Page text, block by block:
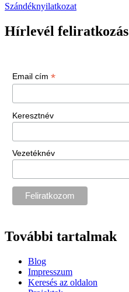
Szándéknyilatkozat
Hírlevél feliratkozás
Email cím *
Keresztnév
Vezetéknév
További tartalmak
Blog
Impresszum
Keresés az oldalon